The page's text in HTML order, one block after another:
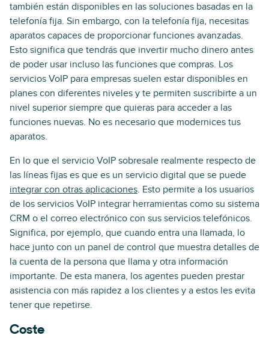
también están disponibles en las soluciones basadas en la
telefonía fija. Sin embargo, con la telefonía fija, necesitas
aparatos capaces de proporcionar funciones avanzadas.
Esto significa que tendrás que invertir mucho dinero antes
de poder usar incluso las funciones que compras. Los
servicios VoIP para empresas suelen estar disponibles en
planes con diferentes niveles y te permiten suscribirte a un
nivel superior siempre que quieras para acceder a las
funciones nuevas. No es necesario que modernices tus
aparatos.
En lo que el servicio VoIP sobresale realmente respecto de
las líneas fijas es que es un servicio digital que se puede
integrar con otras aplicaciones. Esto permite a los usuarios
de los servicios VoIP integrar herramientas como su sistema
CRM o el correo electrónico con sus servicios telefónicos.
Significa, por ejemplo, que cuando entra una llamada, lo
hace junto con un panel de control que muestra detalles de
la cuenta de la persona que llama y otra información
importante. De esta manera, los agentes pueden prestar
asistencia con más rapidez a los clientes y a estos les evita
tener que repetirse.
Coste